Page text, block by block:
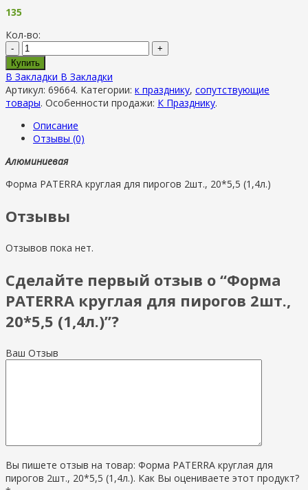
135
Кол-во:
-
+
Купить
В Закладки В Закладки
Артикул: 69664. Категории: к празднику, сопутствующие
товары. Особенности продажи: К Празднику.
Описание
Отзывы (0)
Алюминиевая
Форма PATERRA круглая для пирогов 2шт., 20*5,5 (1,4л.)
Отзывы
Отзывов пока нет.
Сделайте первый отзыв о “Форма
PATERRA круглая для пирогов 2шт.,
20*5,5 (1,4л.)”?
Ваш Отзыв
Вы пишете отзыв на товар: Форма PATERRA круглая для
пирогов 2шт., 20*5,5 (1,4л.). Как Вы оцениваете этот продукт?